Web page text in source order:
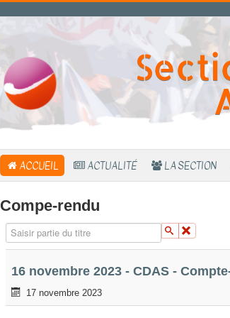
ACCUEIL ACTUALITÉ LA SECTION
Compe-rendu
Saisir partie du titre
16 novembre 2023 - CDAS -
17 novembre 2023